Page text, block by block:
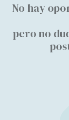
No hay
pero no